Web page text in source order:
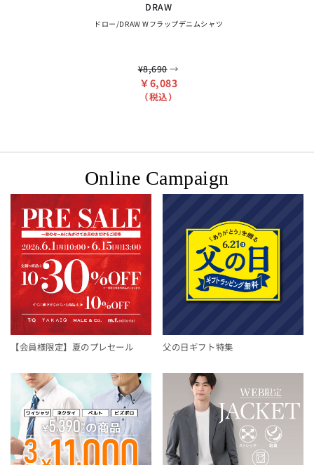
DRAW
ドロー/DRAW Wフラップデニムシャツ
¥8,690 →
￥6,083
（税込）
Online Campaign
【会員様限定】夏のプレセール 父の日ギフト特集